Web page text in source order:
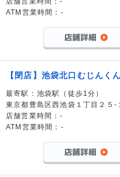
ATM営業時間：-
【閉店】池袋北口むじんく
最寄駅：池袋駅（徒歩1分）
東京都豊島区西池袋１丁目２５
店舗営業時間：-
ATM営業時間：-